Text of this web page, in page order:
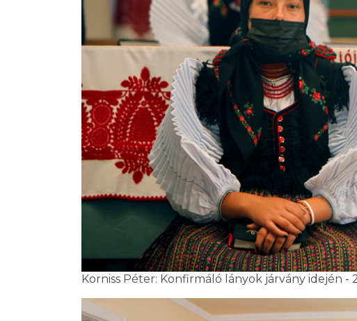
Korniss Péter: Konfirmáló lányok járvány idején -